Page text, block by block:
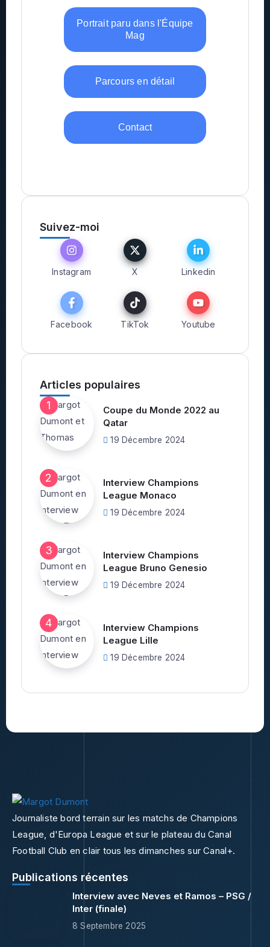
Portrait paru dans l'Équipe
Mag
Parcours en détail
Contact
Suivez-moi
Instagram X Linkedin
Facebook TikTok Youtube
Articles populaires
Coupe du Monde 2022 au
Qatar
19 Décembre 2024
Interview Champions
League Monaco
19 Décembre 2024
Interview Champions
League Bruno Genesio
19 Décembre 2024
Interview Champions
League Lille
19 Décembre 2024
Journaliste bord terrain sur les matchs de Champions
League, d'Europa League et sur le plateau du Canal
Football Club en clair tous les dimanches sur Canal+.
Publications récentes
Interview avec Neves et Ramos – PSG /
Inter (finale)
8 Septembre 2025